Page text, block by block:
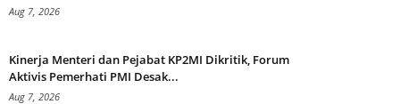
Aug 7, 2026
Kinerja Menteri dan Pejabat KP2MI Dikritik, Forum
Aktivis Pemerhati PMI Desak...
Aug 7, 2026